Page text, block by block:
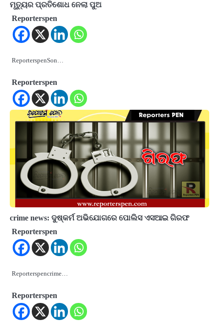
ମୃତ୍ୟୁର ପ୍ରତିଶୋଧ ନେଲା ପୁଅ
Reporterspen
ReporterspenSon…
Reporterspen
crime news: ଦୁଷ୍କର୍ମ ଅଭିଯୋଗରେ ପୋଲିସ ଏସଆଇ ଗିରଫ
Reporterspen
Reporterspencrime…
Reporterspen